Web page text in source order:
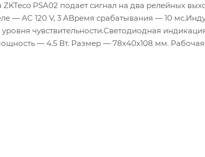
PSA02 подает сигнал на два релейных
— AC 120 V, 3 AВремя срабатывания — 10
чувствительности.Светодиодная
— 4.5 Вт. Размер — 78x40x108 мм.